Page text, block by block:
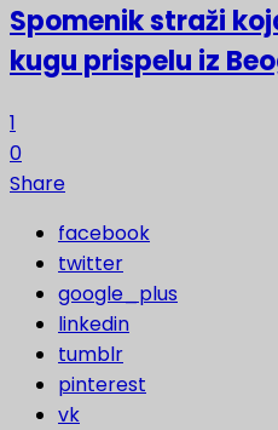
Spomenik straži
kugu prispelu iz
1
0
Share
facebook
twitter
google_plus
linkedin
tumblr
pinterest
vk